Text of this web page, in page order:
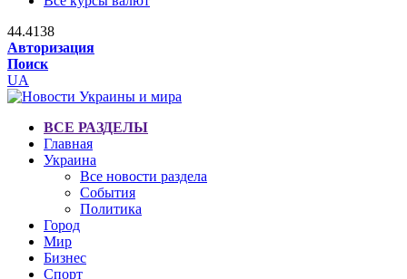
44.4138
Авторизация
Поиск
UA
ВСЕ РАЗДЕЛЫ
Главная
Украина
Все новости раздела
События
Политика
Город
Мир
Бизнес
Спорт